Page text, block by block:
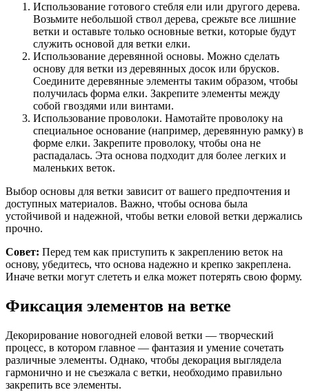
Использование готового стебля ели или другого дерева.
Возьмите небольшой ствол дерева, срежьте все лишние
ветки и оставьте только основные ветки, которые будут
служить основой для ветки елки.
Использование деревянной основы. Можно сделать
основу для ветки из деревянных досок или брусков.
Соедините деревянные элементы таким образом, чтобы
получилась форма елки. Закрепите элементы между
собой гвоздями или винтами.
Использование проволоки. Намотайте проволоку на
специальное основание (например, деревянную рамку) в
форме елки. Закрепите проволоку, чтобы она не
распадалась. Эта основа подходит для более легких и
маленьких веток.
Выбор основы для ветки зависит от вашего предпочтения и
доступных материалов. Важно, чтобы основа была
устойчивой и надежной, чтобы ветки еловой ветки держались
прочно.
Совет: Перед тем как приступить к закреплению веток на
основу, убедитесь, что основа надежно и крепко закреплена.
Иначе ветки могут слететь и елка может потерять свою форму.
Фиксация элементов на ветке
Декорирование новогодней еловой ветки — творческий
процесс, в котором главное — фантазия и умение сочетать
различные элементы. Однако, чтобы декорация выглядела
гармонично и не съезжала с ветки, необходимо правильно
закрепить все элементы.